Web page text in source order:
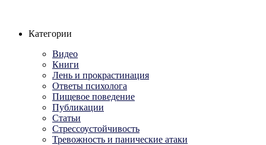
Категории
Видео
Книги
Лень и прокрастинация
Ответы психолога
Пищевое поведение
Публикации
Статьи
Стрессоустойчивость
Тревожность и панические атаки